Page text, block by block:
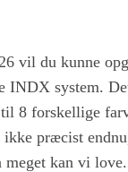
vil du kunne
INDX system.
8 forskellige
ikke præcist
meget kan vi love.